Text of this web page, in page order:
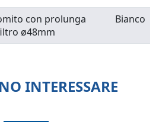
con prolunga
ø48mm
Bianco
INTERESSARE